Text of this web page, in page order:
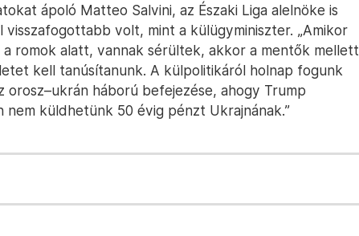
ápoló Matteo Salvini, az Északi Liga alelnöke is
visszafogottabb volt, mint a külügyminiszter. „Amikor
a romok alatt, vannak sérültek, akkor a mentők mellett
kell tanúsítanunk. A külpolitikáról holnap fogunk
orosz–ukrán háború befejezése, ahogy Trump
nem küldhetünk 50 évig pénzt Ukrajnának.”